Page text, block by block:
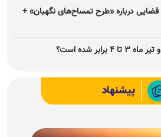
درباره «طرح تمساح‌های نگهبان» +
شده است؟
پیشنهاد